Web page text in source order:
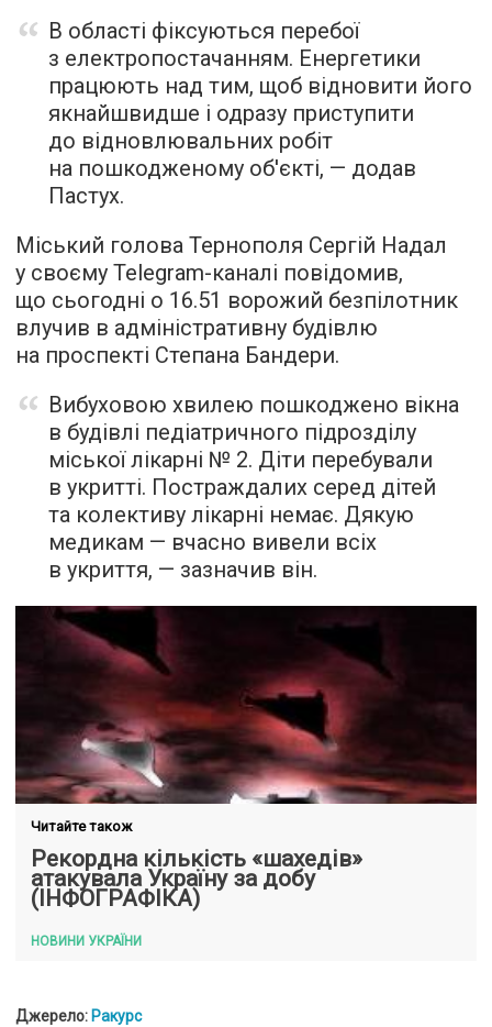
В області фіксуються перебої
з електропостачанням. Енергетики
працюють над тим, щоб відновити його
якнайшвидше і одразу приступити
до відновлювальних робіт
на пошкодженому об'єкті, — додав
Пастух.
Міський голова Тернополя Сергій Надал
у своєму Telegram-каналі повідомив,
що сьогодні о 16.51 ворожий безпілотник
влучив в адміністративну будівлю
на проспекті Степана Бандери.
Вибуховою хвилею пошкоджено вікна
в будівлі педіатричного підрозділу
міської лікарні № 2. Діти перебували
в укритті. Постраждалих серед дітей
та колективу лікарні немає. Дякую
медикам — вчасно вивели всіх
в укриття, — зазначив він.
Читайте також
Рекордна кількість «шахедів»
атакувала Україну за добу
(ІНФОГРАФІКА)
НОВИНИ УКРАЇНИ
Джерело: Ракурс